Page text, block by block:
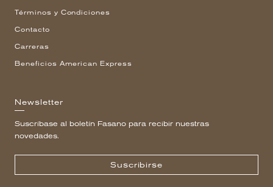
Términos y Condiciones
Contacto
Carreras
Beneficios American Express
Newsletter
Suscríbase al boletín Fasano para recibir nuestras
novedades.
Suscribirse